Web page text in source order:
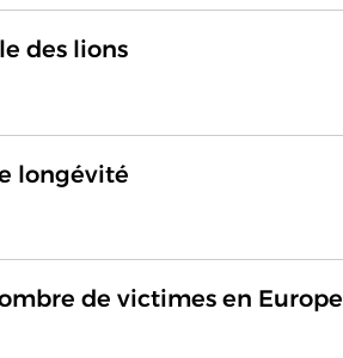
des lions
longévité
de victimes en Europe